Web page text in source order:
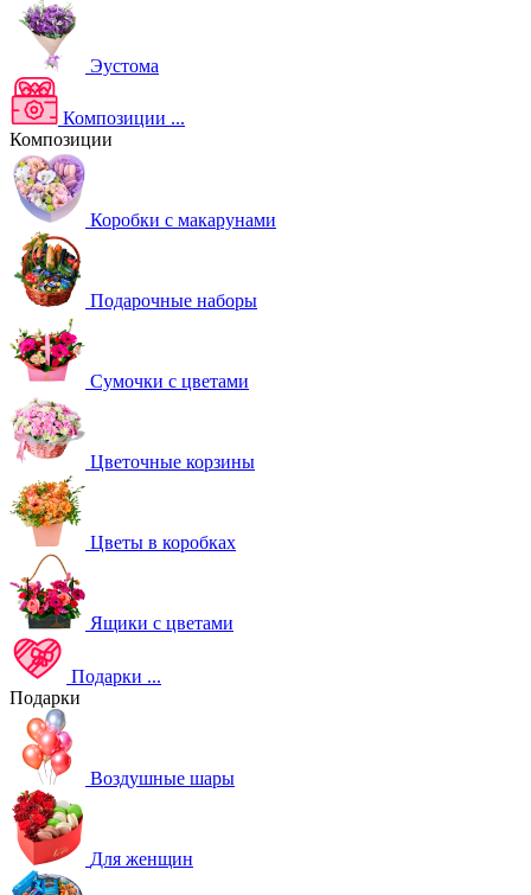
Эустома
Композиции ...
Композиции
Коробки с макарунами
Подарочные наборы
Сумочки с цветами
Цветочные корзины
Цветы в коробках
Ящики с цветами
Подарки ...
Подарки
Воздушные шары
Для женщин